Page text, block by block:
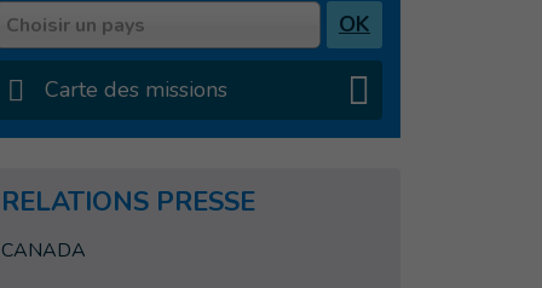
Choisir un pays OK
Carte des missions
RELATIONS PRESSE
CANADA